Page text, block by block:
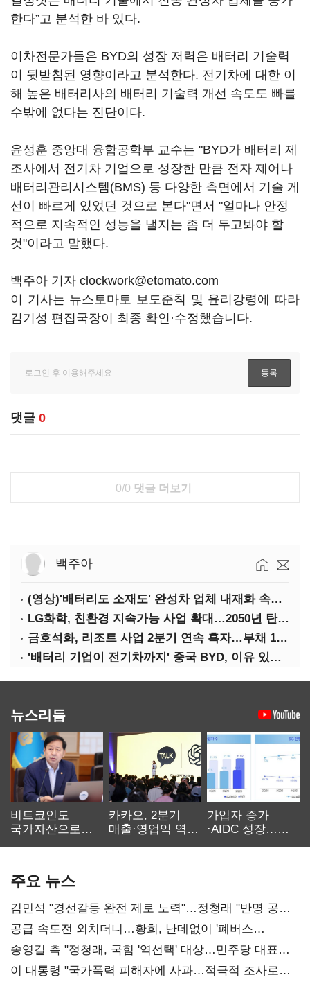
한다”고 분석한 바 있다.
이차전문가들은 BYD의 성장 저력은 배터리 기술력
이 뒷받침된 영향이라고 분석한다. 전기차에 대한 이
해 높은 배터리사의 배터리 기술력 개선 속도도 빠를
수밖에 없다는 진단이다.
윤성훈 중앙대 융합공학부 교수는 "BYD가 배터리 제
조사에서 전기차 기업으로 성장한 만큼 전자 제어나
배터리관리시스템(BMS) 등 다양한 측면에서 기술 게
선이 빠르게 있었던 것으로 본다"면서 "얼마나 안정
적으로 지속적인 성능을 낼지는 좀 더 두고봐야 할
것"이라고 말했다.
백주아 기자 clockwork@etomato.com
이 기사는 뉴스토마토 보도준칙 및 윤리강령에 따라
김기성 편집국장이 최종 확인·수정했습니다.
댓글 0
0/0 댓글 더보기
백주아
(영상)'배터리도 소재도' 완성차 업체 내재화 속도낸다
LG화학, 친환경 지속가능 사업 확대…2050년 탄소중립 달성
금호석화, 리조트 사업 2분기 연속 흑자…부채 170%↓
'배터리 기업이 전기차까지' 중국 BYD, 이유 있는 선전
뉴스리듬
비트코인도
국가자산으로…'
카카오, 2분기
매출·영업익 역대
가입자 증가
·AIDC 성장…
주요 뉴스
김민석 "경선갈등 완전 제로 노력"…정청래 "반명 공세
사과부터"
공급 속도전 외치더니…황희, 난데없이 '폐버스
리모델링' 제안
송영길 측 "정청래, 국힘 '역선택' 대상…민주당 대표로
총선 지휘 못해"
이 대통령 "국가폭력 피해자에 사과…적극적 조사로